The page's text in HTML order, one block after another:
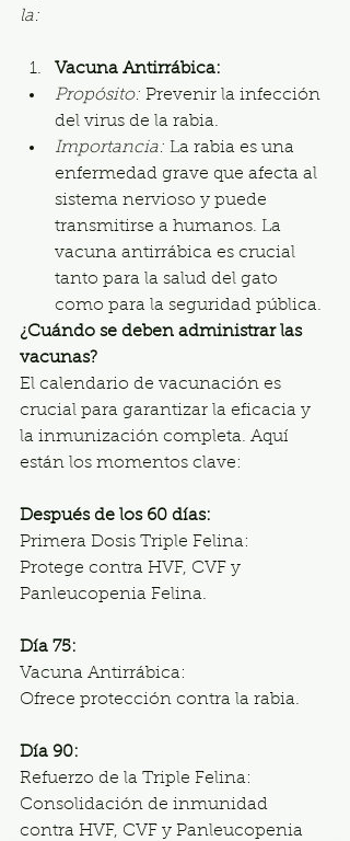
la:
Vacuna Antirrábica:
Propósito: Prevenir la infección
del virus de la rabia.
Importancia: La rabia es una
enfermedad grave que afecta al
sistema nervioso y puede
transmitirse a humanos. La
vacuna antirrábica es crucial
tanto para la salud del gato
como para la seguridad pública.
¿Cuándo se deben administrar las
vacunas?
El calendario de vacunación es
crucial para garantizar la eficacia y
la inmunización completa. Aquí
están los momentos clave:
Después de los 60 días:
Primera Dosis Triple Felina:
Protege contra HVF, CVF y
Panleucopenia Felina.
Día 75:
Vacuna Antirrábica:
Ofrece protección contra la rabia.
Día 90:
Refuerzo de la Triple Felina:
Consolidación de inmunidad
contra HVF, CVF y Panleucopenia